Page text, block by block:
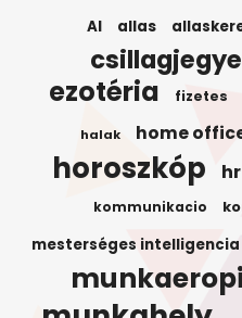
AI allas
ezotéria fizetes
halak home
horoszkóp hr
kommunikacio
mesterséges intelligencia